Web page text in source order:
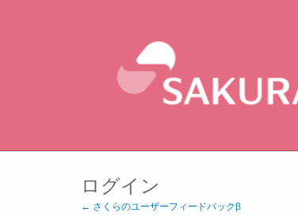
ログイン
← さくらのユーザーフィードバックβ